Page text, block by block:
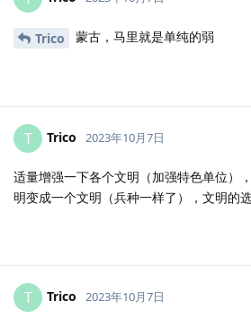
Trico 蒙古，马里就是单纯的弱
T Trico 2023年10月7日
适量增强一下各个文明（加强特色单位）
明变成一个文明（兵种一样了），文明的
T Trico 2023年10月7日